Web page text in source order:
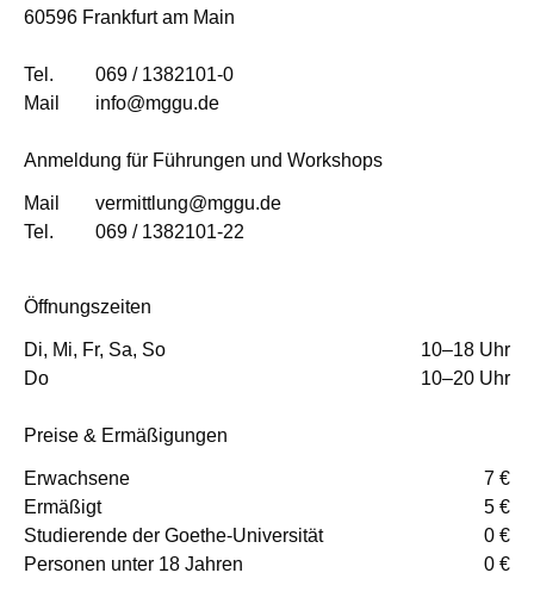
60596 Frankfurt am Main
Tel.
069 / 1382101-0
Mail
info@mggu.de
Anmeldung für Führungen und Workshops
Mail
vermittlung@mggu.de
Tel.
069 / 1382101-22
Öffnungszeiten
Di, Mi, Fr, Sa, So
10–18 Uhr
Do
10–20 Uhr
Preise & Ermäßigungen
Erwachsene
7 €
Ermäßigt
5 €
Studierende der Goethe-Universität
0 €
Personen unter 18 Jahren
0 €